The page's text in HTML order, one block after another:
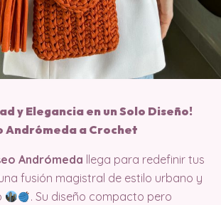
y Elegancia en un Solo Diseño!
Andrómeda a Crochet
Andrómeda llega para redefinir tus
fusión magistral de estilo urbano y
. Su diseño compacto pero